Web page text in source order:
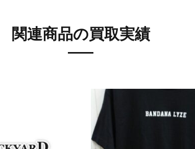
関連商品の買取実績